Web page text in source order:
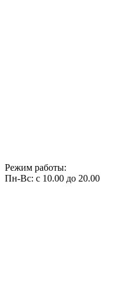
Режим работы:
Пн-Вс: с 10.00 до 20.00